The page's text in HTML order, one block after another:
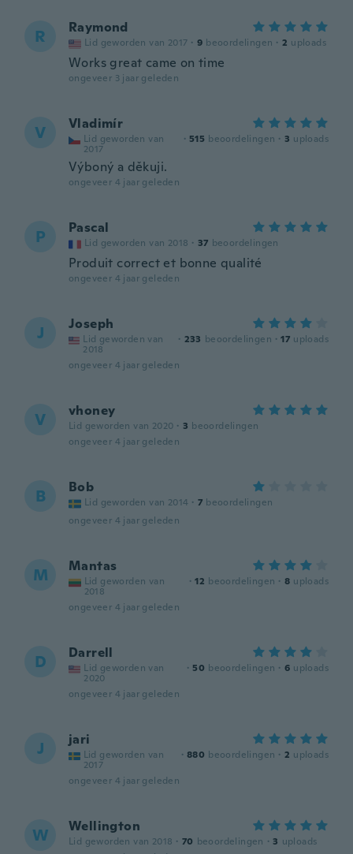
R Raymond
Lid geworden van 2017 · 9 beoordelingen · 2 uploads
Works great came on time
ongeveer 3 jaar geleden
V Vladimír
Lid geworden van
2017
· 515 beoordelingen · 3 uploads
Výboný a děkuji.
ongeveer 4 jaar geleden
P Pascal
Lid geworden van 2018 · 37 beoordelingen
Produit correct et bonne qualité
ongeveer 4 jaar geleden
J Joseph
Lid geworden van
2018
· 233 beoordelingen · 17 uploads
ongeveer 4 jaar geleden
V vhoney
Lid geworden van 2020 · 3 beoordelingen
ongeveer 4 jaar geleden
B Bob
Lid geworden van 2014 · 7 beoordelingen
ongeveer 4 jaar geleden
M Mantas
Lid geworden van
2018
· 12 beoordelingen · 8 uploads
ongeveer 4 jaar geleden
D Darrell
Lid geworden van
2020
· 50 beoordelingen · 6 uploads
ongeveer 4 jaar geleden
J jari
Lid geworden van
2017
· 880 beoordelingen · 2 uploads
ongeveer 4 jaar geleden
W Wellington
Lid geworden van 2018 · 70 beoordelingen · 3 uploads